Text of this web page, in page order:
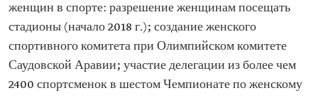
женщин в спорте: разрешение женщинам посещать
стадионы (начало 2018 г.); создание женского
спортивного комитета при Олимпийском комитете
Саудовской Аравии; участие делегации из более чем
2400 спортсменок в шестом Чемпионате по женскому